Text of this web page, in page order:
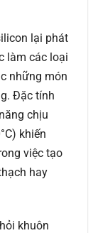
lại phát
làm các loại
những món
Đặc tính
chịu
khiến
việc tạo
hay
khuôn